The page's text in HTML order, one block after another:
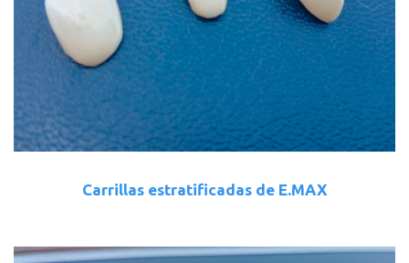
Carrillas estratificadas de E.MAX